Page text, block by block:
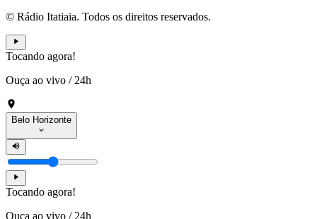
© Rádio Itatiaia. Todos os direitos reservados.
Tocando agora!
Ouça ao vivo / 24h
Belo Horizonte
Tocando agora!
Ouça ao vivo / 24h